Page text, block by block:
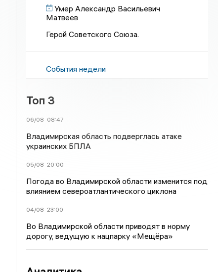
Умер Александр Васильевич
Матвеев
Герой Советского Союза.
События недели
Топ 3
06/08 08:47
Владимирская область подверглась атаке
украинских БПЛА
05/08 20:00
Погода во Владимирской области изменится под
влиянием североатлантического циклона
04/08 23:00
Во Владимирской области приводят в норму
дорогу, ведущую к нацпарку «Мещёра»